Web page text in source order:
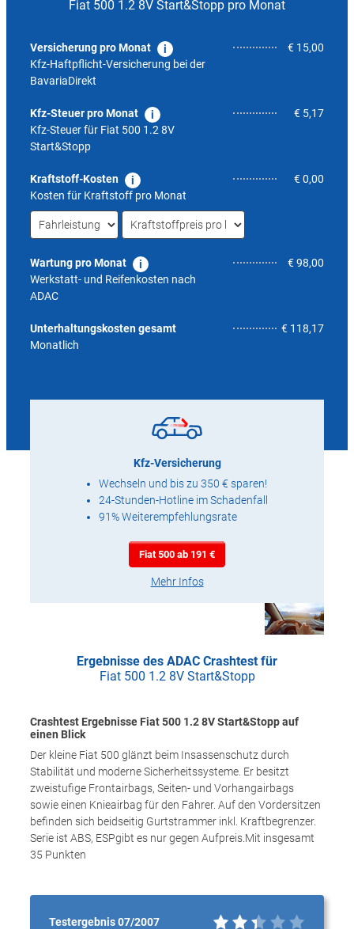
Fiat 500 1.2 8V Start&Stopp pro Monat
Versicherung pro Monat
Kfz-Haftpflicht-Versicherung bei der
BavariaDirekt
€ 15,00
Kfz-Steuer pro Monat
Kfz-Steuer für Fiat 500 1.2 8V
Start&Stopp
€ 5,17
Kraftstoff-Kosten
Kosten für Kraftstoff pro Monat
€ 0,00
Wartung pro Monat
Werkstatt- und Reifenkosten nach
ADAC
€ 98,00
Unterhaltungskosten gesamt
Monatlich
€ 118,174,8
Kfz-Versicherung
Wechseln und bis zu 350 € sparen!
24-Stunden-Hotline im Schadenfall
91% Weiterempfehlungsrate
Fiat 500 ab 191 €
Mehr Infos
Ergebnisse des ADAC Crashtest für
Fiat 500 1.2 8V Start&Stopp
Crashtest Ergebnisse Fiat 500 1.2 8V Start&Stopp auf
einen Blick
Der kleine Fiat 500 glänzt beim Insassenschutz durch
Stabilität und moderne Sicherheitssysteme. Er besitzt
zweistufige Frontairbags, Seiten- und Vorhangairbags
sowie einen Knieairbag für den Fahrer. Auf den Vordersitzen
befinden sich beidseitig Gurtstrammer inkl. Kraftbegrenzer.
Serie ist ABS, ESPgibt es nur gegen Aufpreis.Mit insgesamt
35 Punkten
Testergebnis 07/2007